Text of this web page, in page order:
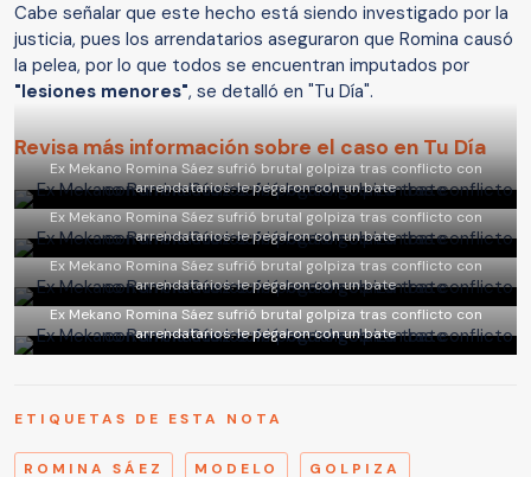
Cabe señalar que este hecho está siendo investigado por la
justicia, pues los arrendatarios aseguraron que Romina causó
la pelea, por lo que todos se encuentran imputados por
"lesiones menores", se detalló en "Tu Día".
Revisa más información sobre el caso en Tu Día
Ex Mekano Romina Sáez sufrió brutal golpiza tras conflicto con
arrendatarios: le pegaron con un bate
Ex Mekano Romina Sáez sufrió brutal golpiza tras conflicto con
arrendatarios: le pegaron con un bate
Ex Mekano Romina Sáez sufrió brutal golpiza tras conflicto con
arrendatarios: le pegaron con un bate
Ex Mekano Romina Sáez sufrió brutal golpiza tras conflicto con
arrendatarios: le pegaron con un bate
ETIQUETAS DE ESTA NOTA
ROMINA SÁEZ MODELO GOLPIZA